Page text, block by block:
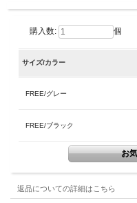
購入数: 個
サイズ/カラー
FREE/グレー
FREE/ブラック
返品についての詳細はこちら